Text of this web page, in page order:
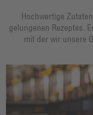
Hochwertige
gelungenen Rezeptes.
mit der wir unsere